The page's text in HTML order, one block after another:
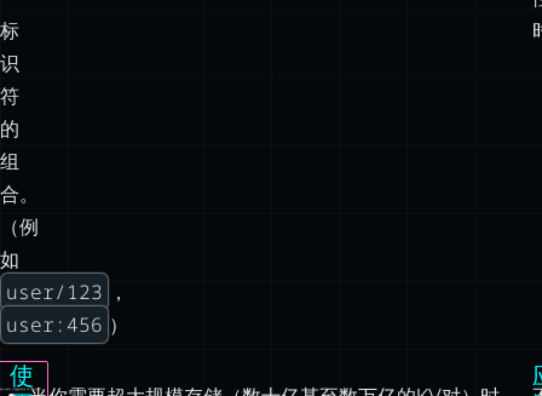
组
合。
（例
如
user/123
user:456
使
用
KV
模
式
当你需要超大规模存储（数十亿甚至数万亿的KV对）时
当你主要通过唯一键访问数据时
当你需要简单数据结构时
当你的数据具有层次结构、图结构或树结构时